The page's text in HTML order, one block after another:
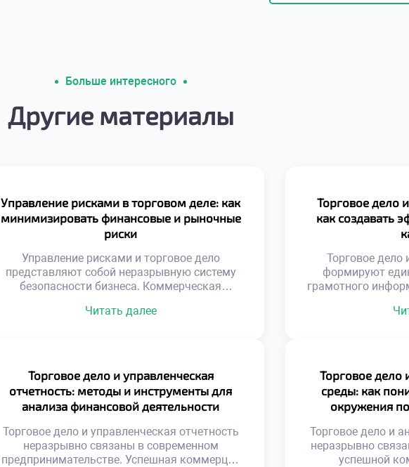
Больше интересного
Другие материалы
Управление рисками в торговом деле: как
минимизировать финансовые и рыночные
риски
Управление рисками и торговое дело
представляют собой неразрывную систему
безопасности бизнеса. Коммерческая
неопределенностью внешних факторов.
Системный подход защищает активы
предприятия надежно. Риски делятся на
финансовые рыночные и операционные.
Каждый тип требует уникальных методов
нейтрализации. Безопасность торговли
строится на […]
Читать далее
Торговое дело
как создавать
Торговое дело
формируют
грамотного
шуме.
конкретными
подчиняется
рациональные
образа важнее
Торговое дело и управленческая
отчетность: методы и инструменты для
анализа финансовой деятельности
Торговое дело и управленческая отчетность
неразрывно связаны в современном
предпринимательстве. Успешная коммерция
Торговое дело
среды: как
окружения
Торговое дело и
неразрывно
успешной